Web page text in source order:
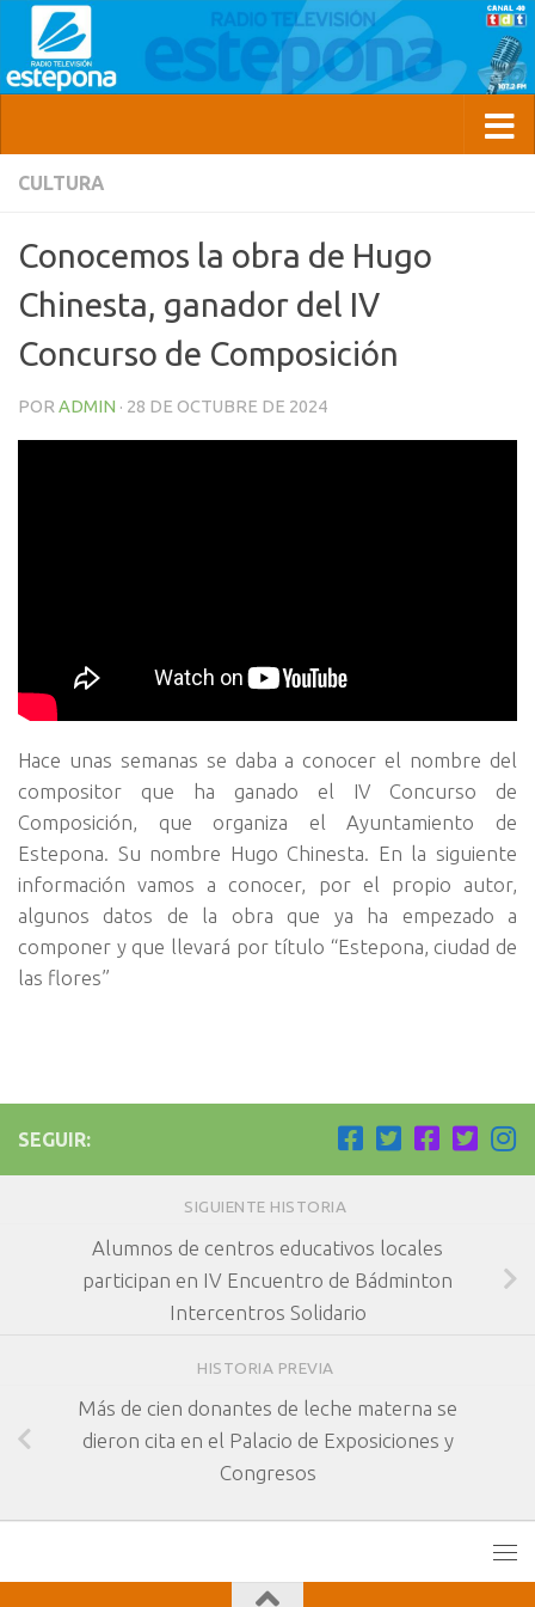
CULTURA
Conocemos la obra de Hugo
Chinesta, ganador del IV
Concurso de Composición
POR ADMIN · 28 DE OCTUBRE DE 2024
Hace unas semanas se daba a conocer el nombre del
compositor que ha ganado el IV Concurso de
Composición, que organiza el Ayuntamiento de
Estepona. Su nombre Hugo Chinesta. En la siguiente
información vamos a conocer, por el propio autor,
algunos datos de la obra que ya ha empezado a
componer y que llevará por título “Estepona, ciudad de
las flores”
SEGUIR:
SIGUIENTE HISTORIA
Alumnos de centros educativos locales
participan en IV Encuentro de Bádminton
Intercentros Solidario
HISTORIA PREVIA
Más de cien donantes de leche materna se
dieron cita en el Palacio de Exposiciones y
Congresos